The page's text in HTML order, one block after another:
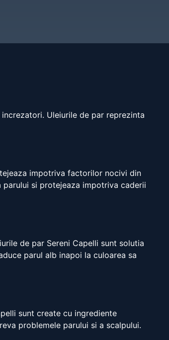
Uleiurile de par reprezinta
impotriva factorilor nocivi din
parului si protejeaza impotriva caderii
de par Sereni Capelli sunt solutia
parul alb inapoi la culoarea sa
sunt create cu ingrediente
problemele parului si a scalpului.